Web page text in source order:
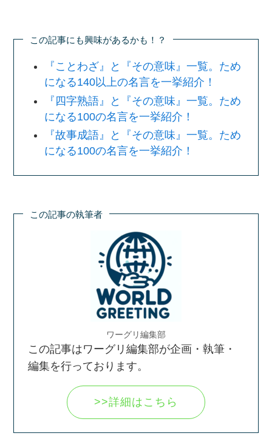
この記事にも興味があるかも！？
『ことわざ』と『その意味』一覧。ため
になる140以上の名言を一挙紹介！
『四字熟語』と『その意味』一覧。ため
になる100の名言を一挙紹介！
『故事成語』と『その意味』一覧。ため
になる100の名言を一挙紹介！
この記事の執筆者
ワーグリ編集部
この記事はワーグリ編集部が企画・執筆・
編集を行っております。
>>詳細はこちら